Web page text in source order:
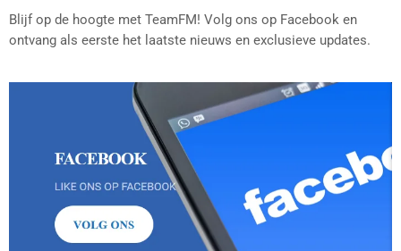
Blijf op de hoogte met TeamFM! Volg ons op Facebook en
ontvang als eerste het laatste nieuws en exclusieve updates.